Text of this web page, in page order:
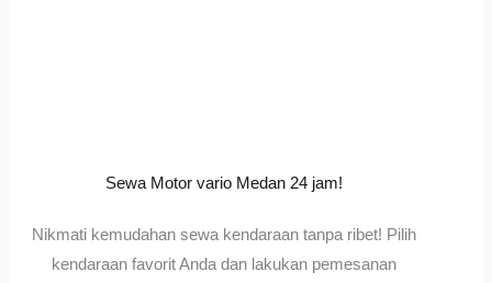
Sewa Motor vario Medan 24 jam!
Nikmati kemudahan sewa kendaraan tanpa ribet! Pilih
kendaraan favorit Anda dan lakukan pemesanan